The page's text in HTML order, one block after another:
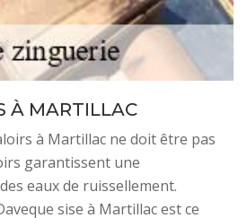
À MARTILLAC
à Martillac ne doit être pas
garantissent une
eaux de ruissellement.
sise à Martillac est ce